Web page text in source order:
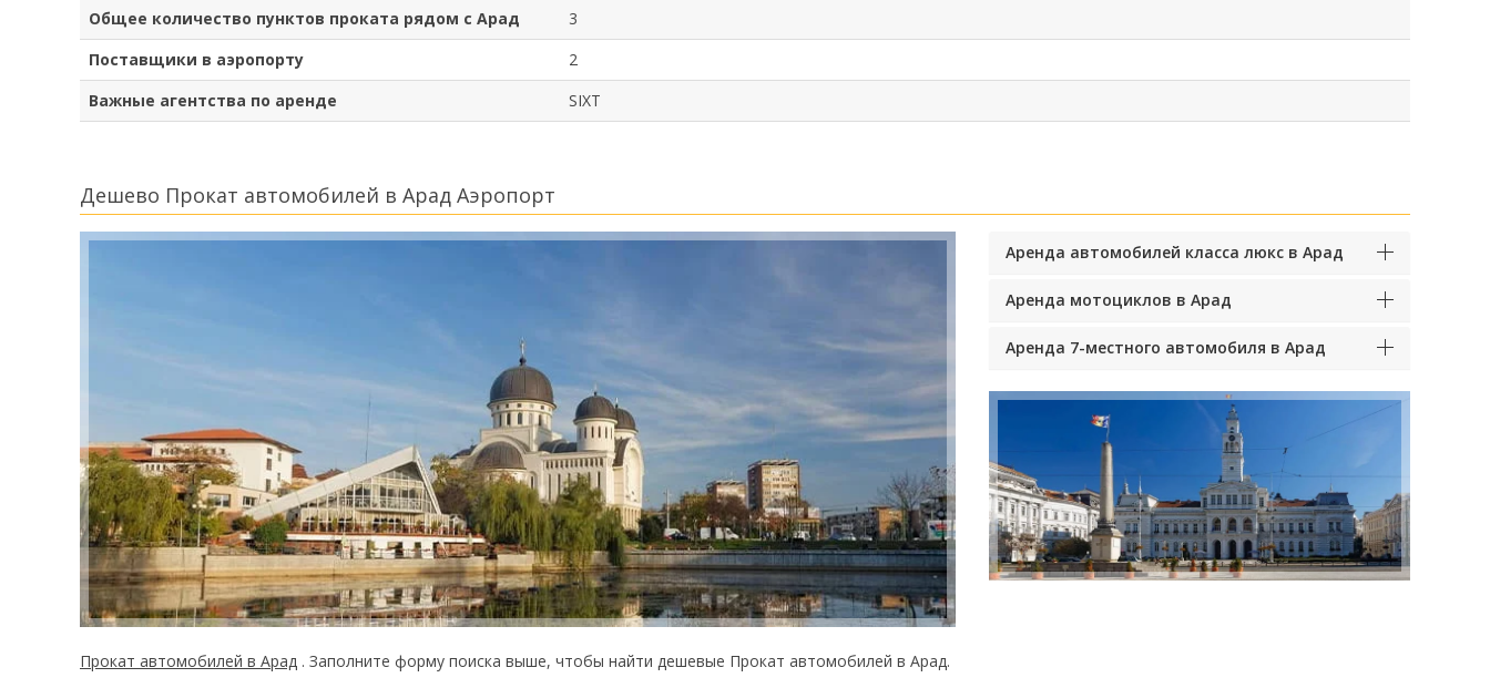
Общее количество пунктов проката рядом с Арад
3
Поставщики в аэропорту
2
Важные агентства по аренде
SIXT
Дешево Прокат автомобилей в Арад Аэропорт
Прокат автомобилей в Арад . Заполните форму поиска выше, чтобы найти дешевые Прокат автомобилей в Арад.
Аренда автомобилей класса люкс в Арад
Аренда мотоциклов в Арад
Аренда 7-местного автомобиля в Арад